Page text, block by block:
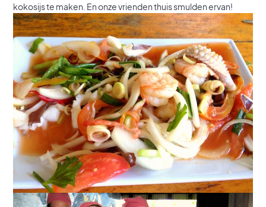
kokosijs te maken. En onze vrienden thuis smulden ervan!